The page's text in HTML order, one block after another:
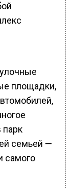
площадки,
парк
семьей —
самого